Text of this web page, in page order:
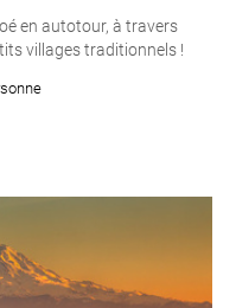
en autotour, à travers
villages traditionnels !